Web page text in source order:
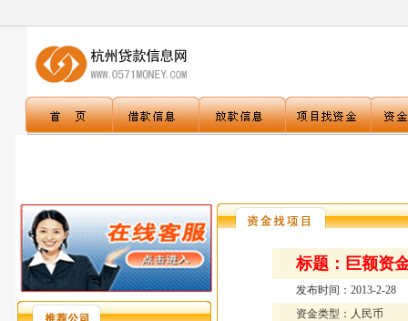
标题： 巨额资
发布时间：2013-2-28
资金类型：人民币